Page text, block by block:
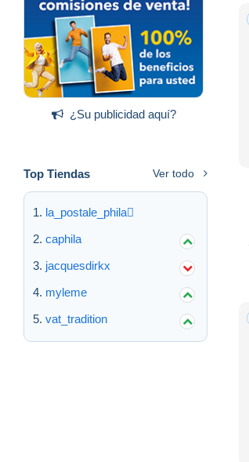
¿Su publicidad aquí?
Top Tiendas Ver todo
la_postale_phila
caphila
jacquesdirkx
myleme
vat_tradition